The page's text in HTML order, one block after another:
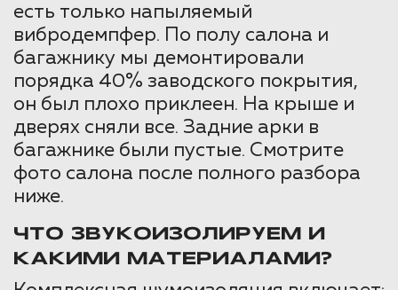
есть только напыляемый
вибродемпфер. По полу салона и
багажнику мы демонтировали
порядка 40% заводского покрытия,
он был плохо приклеен. На крыше и
дверях сняли все. Задние арки в
багажнике были пустые. Смотрите
фото салона после полного разбора
ниже.
ЧТО ЗВУКОИЗОЛИРУЕМ И
КАКИМИ МАТЕРИАЛАМИ?